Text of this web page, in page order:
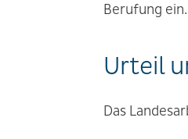
Berufung ein.
Urteil
Das